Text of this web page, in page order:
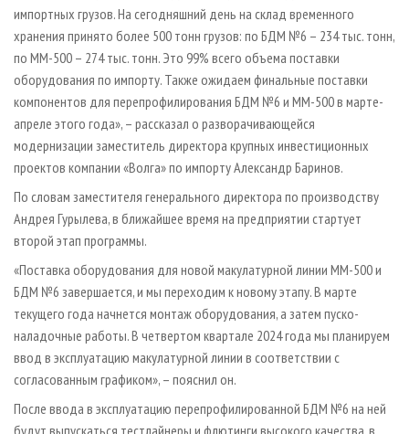
импортных грузов. На сегодняшний день на склад временного
хранения принято более 500 тонн грузов: по БДМ №6 – 234 тыс. тонн,
по ММ-500 – 274 тыс. тонн. Это 99% всего объема поставки
оборудования по импорту. Также ожидаем финальные поставки
компонентов для перепрофилирования БДМ №6 и ММ-500 в марте-
апреле этого года», – рассказал о разворачивающейся
модернизации заместитель директора крупных инвестиционных
проектов компании «Волга» по импорту Александр Баринов.
По словам заместителя генерального директора по производству
Андрея Гурылева, в ближайшее время на предприятии стартует
второй этап программы.
«Поставка оборудования для новой макулатурной линии ММ-500 и
БДМ №6 завершается, и мы переходим к новому этапу. В марте
текущего года начнется монтаж оборудования, а затем пуско-
наладочные работы. В четвертом квартале 2024 года мы планируем
ввод в эксплуатацию макулатурной линии в соответствии с
согласованным графиком», – пояснил он.
После ввода в эксплуатацию перепрофилированной БДМ №6 на ней
будут выпускаться тестлайнеры и флютинги высокого качества, в